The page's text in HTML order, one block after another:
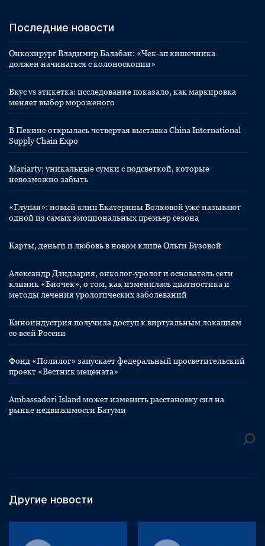
Последние новости
Онкохирург Владимир Балабан: «Чек-ап кишечника
должен начинаться с колоноскопии»
Вкус vs этикетка: исследование показало, как маркировка
меняет выбор мороженого
В Пекине открылась четвертая выставка China International
Supply Chain Expo
Mariarty: уникальные сумки с подсветкой, которые
невозможно забыть
«Глупая»: новый клип Екатерины Волковой уже называют
одной из самых эмоциональных премьер сезона
Карты, деньги и любовь в новом клипе Ольги Бузовой
Александр Дзидзария, онколог-уролог и основатель сети
клиник «Биочек», о том, как изменилась диагностика и
методы лечения урологических заболеваний
Киноиндустрия получила доступ к виртуальным локациям
со всей России
Фонд «Полилог» запускает федеральный просветительский
проект «Вестник мецената»
Ambassadori Island может изменить расстановку сил на
рынке недвижимости Батуми
Другие новости